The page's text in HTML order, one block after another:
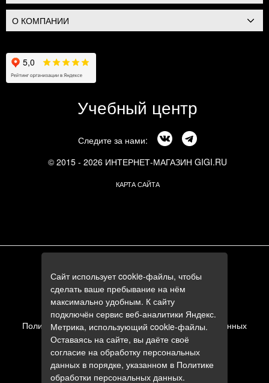
О КОМПАНИИ
Учебный центр
Следите за нами:
© 2015 - 2026 ИНТЕРНЕТ-МАГАЗИН GIGI.RU
КАРТА САЙТА
+7 (495) 644-84-05
+7 (985) 644-84-05
e-mail:
zakaz@gigi.ru
Политика в отношении обработки персональных данных
Пользовательское соглашение
Сайт использует cookie-файлы, чтобы
сделать ваше пребывание на нём
максимально удобным. К сайту
подключён сервис веб-аналитики Яндекс.
Метрика, использующий cookie-файлы.
Оставаясь на сайте, вы даёте своё
согласие на обработку персональных
данных в порядке, указанном в Политике
обработки персональных данных.